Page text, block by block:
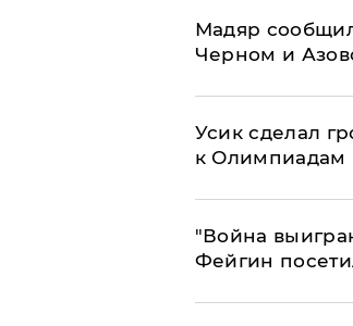
Мадяр
Черном и
Усик сделал
к Олимпиадам
"Война
Фейгин